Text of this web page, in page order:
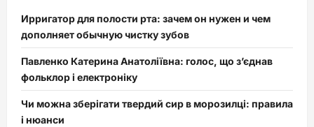
Ирригатор для полости рта: зачем он нужен и чем
дополняет обычную чистку зубов
Павленко Катерина Анатоліївна: голос, що з’єднав
фольклор і електроніку
Чи можна зберігати твердий сир в морозилці: правила
і нюанси